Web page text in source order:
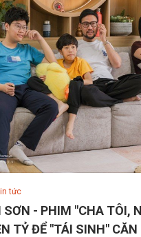
tức
- PHIM "CHA TÔI,
TỶ ĐỂ "TÁI SINH" CĂN